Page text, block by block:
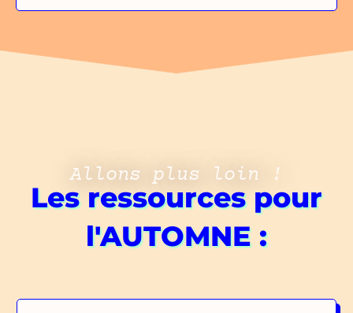
Allons plus loin !
Les ressources pour
l'AUTOMNE :